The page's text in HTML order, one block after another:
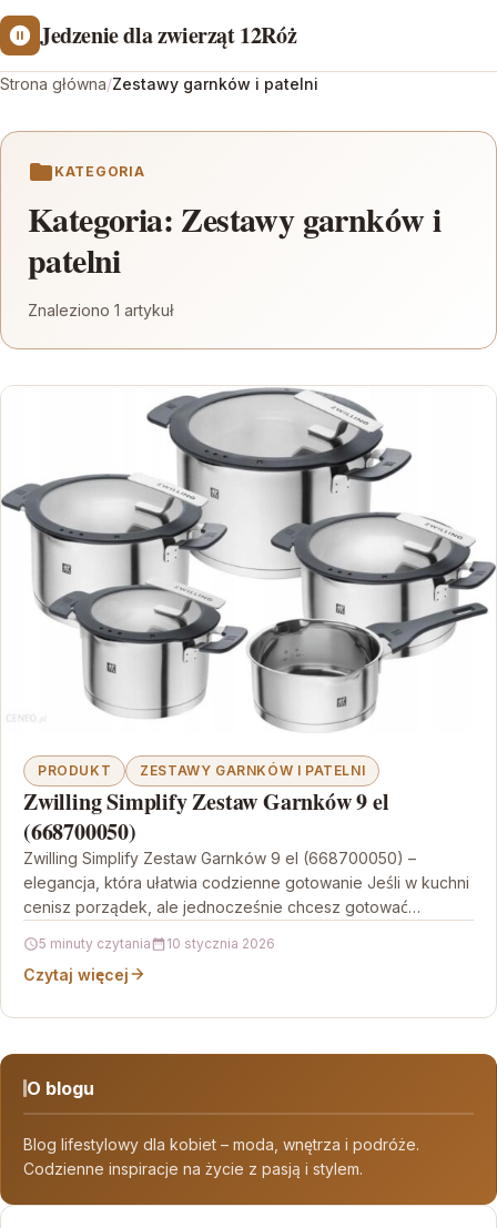
Jedzenie dla zwierząt 12Róż
Strona główna/Zestawy garnków i patelni
KATEGORIA
Kategoria: Zestawy garnków i
patelni
Znaleziono 1 artykuł
PRODUKT ZESTAWY GARNKÓW I PATELNI
Zwilling Simplify Zestaw Garnków 9 el
(668700050)
Zwilling Simplify Zestaw Garnków 9 el (668700050) –
elegancja, która ułatwia codzienne gotowanie Jeśli w kuchni
cenisz porządek, ale jednocześnie chcesz gotować
5 minuty czytania 10 stycznia 2026
Czytaj więcej
O blogu
Blog lifestylowy dla kobiet – moda, wnętrza i podróże.
Codzienne inspiracje na życie z pasją i stylem.